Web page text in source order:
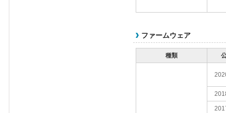
ファームウェア
種類